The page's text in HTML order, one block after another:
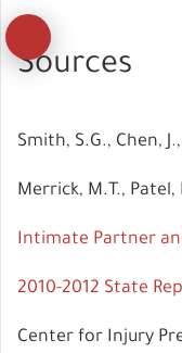
Sources
Smith, S.G., Chen,
Merrick, M.T., Patel,
Intimate Partner
2010-2012 State
Center for Injury
زر